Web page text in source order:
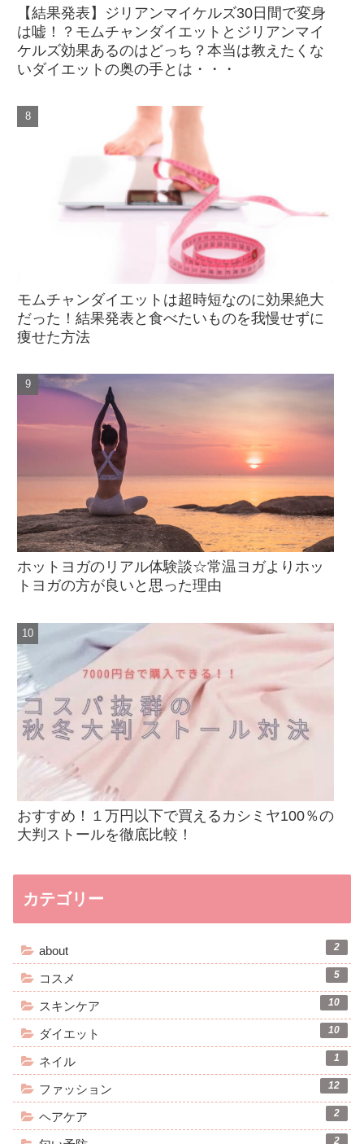
【結果発表】ジリアンマイケルズ30日間で変身
は嘘！？モムチャンダイエットとジリアンマイ
ケルズ効果あるのはどっち？本当は教えたくな
いダイエットの奥の手とは・・・
モムチャンダイエットは超時短なのに効果絶大
だった！結果発表と食べたいものを我慢せずに
痩せた方法
ホットヨガのリアル体験談☆常温ヨガよりホッ
トヨガの方が良いと思った理由
おすすめ！１万円以下で買えるカシミヤ100％の
大判ストールを徹底比較！
カテゴリー
about 2
コスメ 5
スキンケア 10
ダイエット 10
ネイル 1
ファッション 12
ヘアケア 2
2